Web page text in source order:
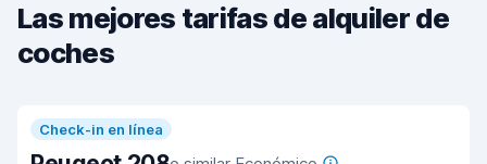
Las mejores tarifas de alquiler de
coches
Check-in en línea